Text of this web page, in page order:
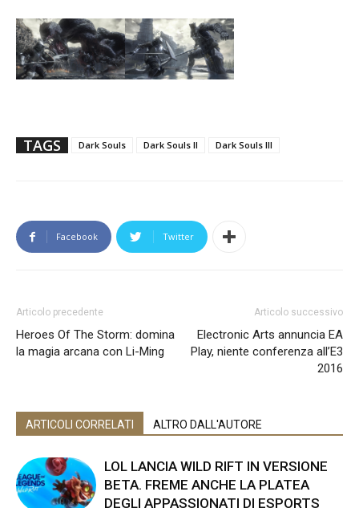
TAGS Dark Souls Dark Souls II Dark Souls III
Facebook Twitter
Articolo precedente
Heroes Of The Storm: domina
la magia arcana con Li-Ming
Articolo successivo
Electronic Arts annuncia EA
Play, niente conferenza all’E3
2016
ARTICOLI CORRELATI ALTRO DALL'AUTORE
LOL LANCIA WILD RIFT IN VERSIONE
BETA. FREME ANCHE LA PLATEA
DEGLI APPASSIONATI DI ESPORTS